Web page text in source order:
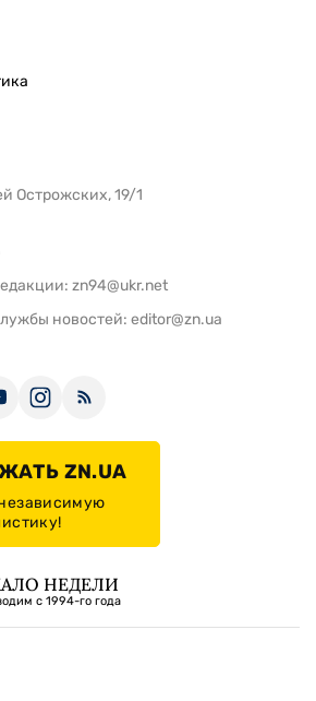
Острожских, 19/1
zn94@ukr.net
новостей: editor@zn.ua
ZN.UA
НЕДЕЛИ
с 1994-го года